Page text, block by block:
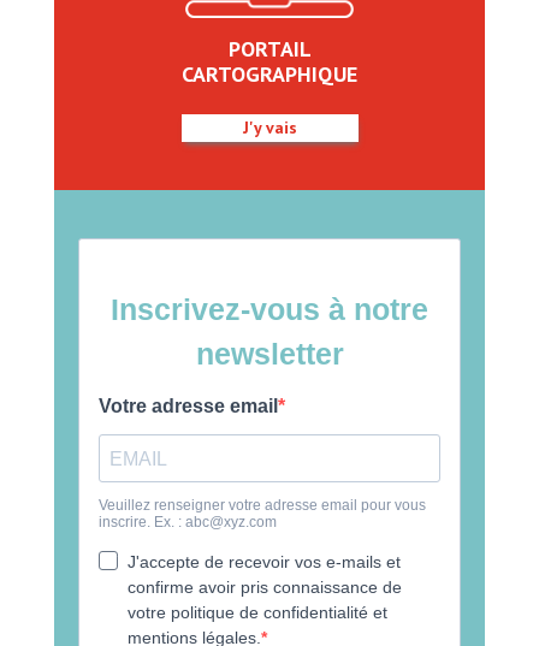
PORTAIL
CARTOGRAPHIQUE
J'y vais